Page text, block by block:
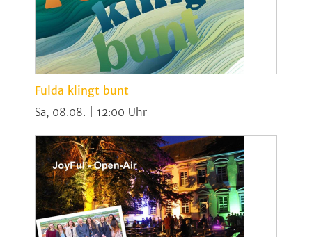
Fulda klingt bunt
Sa, 08.08. | 12:00